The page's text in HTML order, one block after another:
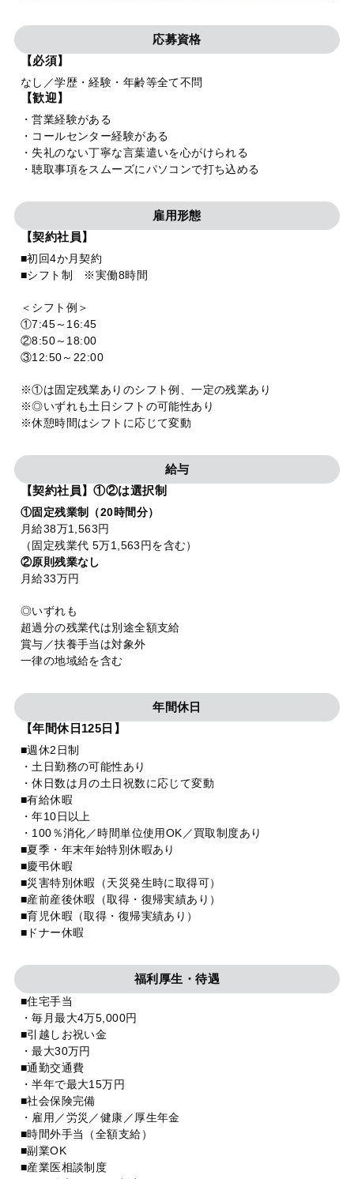
応募資格
【必須】
なし／学歴・経験・年齢等全て不問
【歓迎】
・営業経験がある
・コールセンター経験がある
・失礼のない丁寧な言葉遣いを心がけられる
・聴取事項をスムーズにパソコンで打ち込める
雇用形態
【契約社員】
■初回4か月契約
■シフト制 ※実働8時間
＜シフト例＞
①7:45～16:45
②8:50～18:00
③12:50～22:00
※①は固定残業ありのシフト例、一定の残業あり
※◎いずれも土日シフトの可能性あり
※休憩時間はシフトに応じて変動
給与
【契約社員】①②は選択制
①固定残業制（20時間分）
月給38万1,563円
（固定残業代 5万1,563円を含む）
②原則残業なし
月給33万円
◎いずれも
超過分の残業代は別途全額支給
賞与／扶養手当は対象外
一律の地域給を含む
年間休日
【年間休日125日】
■週休2日制
・土日勤務の可能性あり
・休日数は月の土日祝数に応じて変動
■有給休暇
・年10日以上
・100％消化／時間単位使用OK／買取制度あり
■夏季・年末年始特別休暇あり
■慶弔休暇
■災害特別休暇（天災発生時に取得可）
■産前産後休暇（取得・復帰実績あり）
■育児休暇（取得・復帰実績あり）
■ドナー休暇
福利厚生・待遇
■住宅手当
・毎月最大4万5,000円
■引越しお祝い金
・最大30万円
■通勤交通費
・半年で最大15万円
■社会保険完備
・雇用／労災／健康／厚生年金
■時間外手当（全額支給）
■副業OK
■産業医相談制度